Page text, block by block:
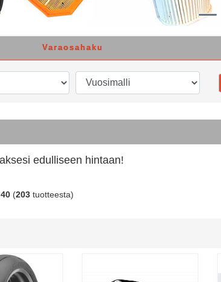
Varaosahaku
edulliseen hintaan!
40 (203 tuotteesta)